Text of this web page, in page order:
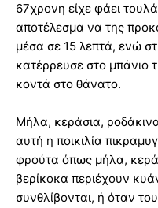
67χρονη είχε φάει
αποτέλεσμα να της
μέσα σε 15 λεπτά, ενώ
κατέρρευσε στο μπάνιο
κοντά στο θάνατο.
Μήλα, κεράσια,
αυτή η ποικιλία
φρούτα όπως μήλα,
βερίκοκα περιέχουν
συνθλίβονται, ή όταν